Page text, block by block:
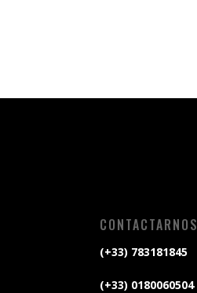
CONTACTARNOS
(+33) 783181845
(+33) 0180060504